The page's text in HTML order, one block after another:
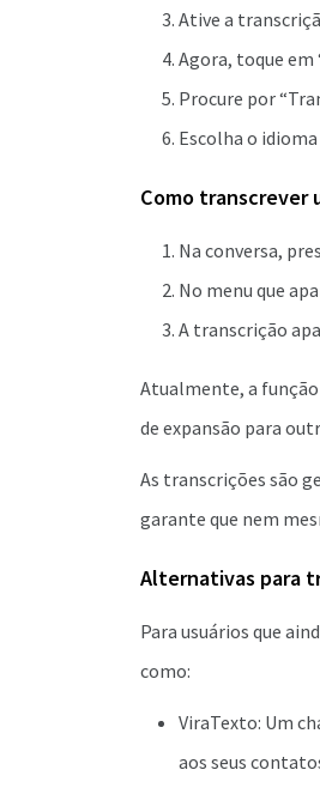
Ative a
Agora, toque em
Procure por
Escolha o
Como transcrever
Na conversa,
No menu que
A transcrição
Atualmente, a
de expansão para
As transcrições são
garante que nem
Alternativas para
Para usuários que
como:
ViraTexto: Um
aos seus